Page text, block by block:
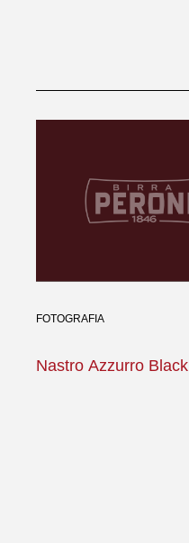
FOTOGRAFIA
Nastro Azzurro Black